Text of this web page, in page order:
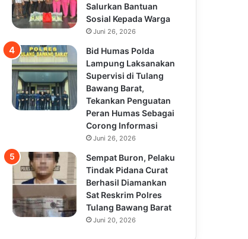
Salurkan Bantuan
Sosial Kepada Warga
Juni 26, 2026
Bid Humas Polda
Lampung Laksanakan
Supervisi di Tulang
Bawang Barat,
Tekankan Penguatan
Peran Humas Sebagai
Corong Informasi
Juni 26, 2026
Sempat Buron, Pelaku
Tindak Pidana Curat
Berhasil Diamankan
Sat Reskrim Polres
Tulang Bawang Barat
Juni 20, 2026